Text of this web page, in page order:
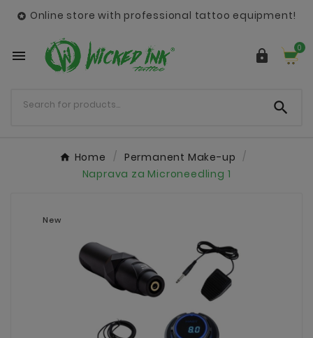
 Online store with professional tattoo equipment!
  0

Home
Permanent Make-up
Naprava za Microneedling 1
New